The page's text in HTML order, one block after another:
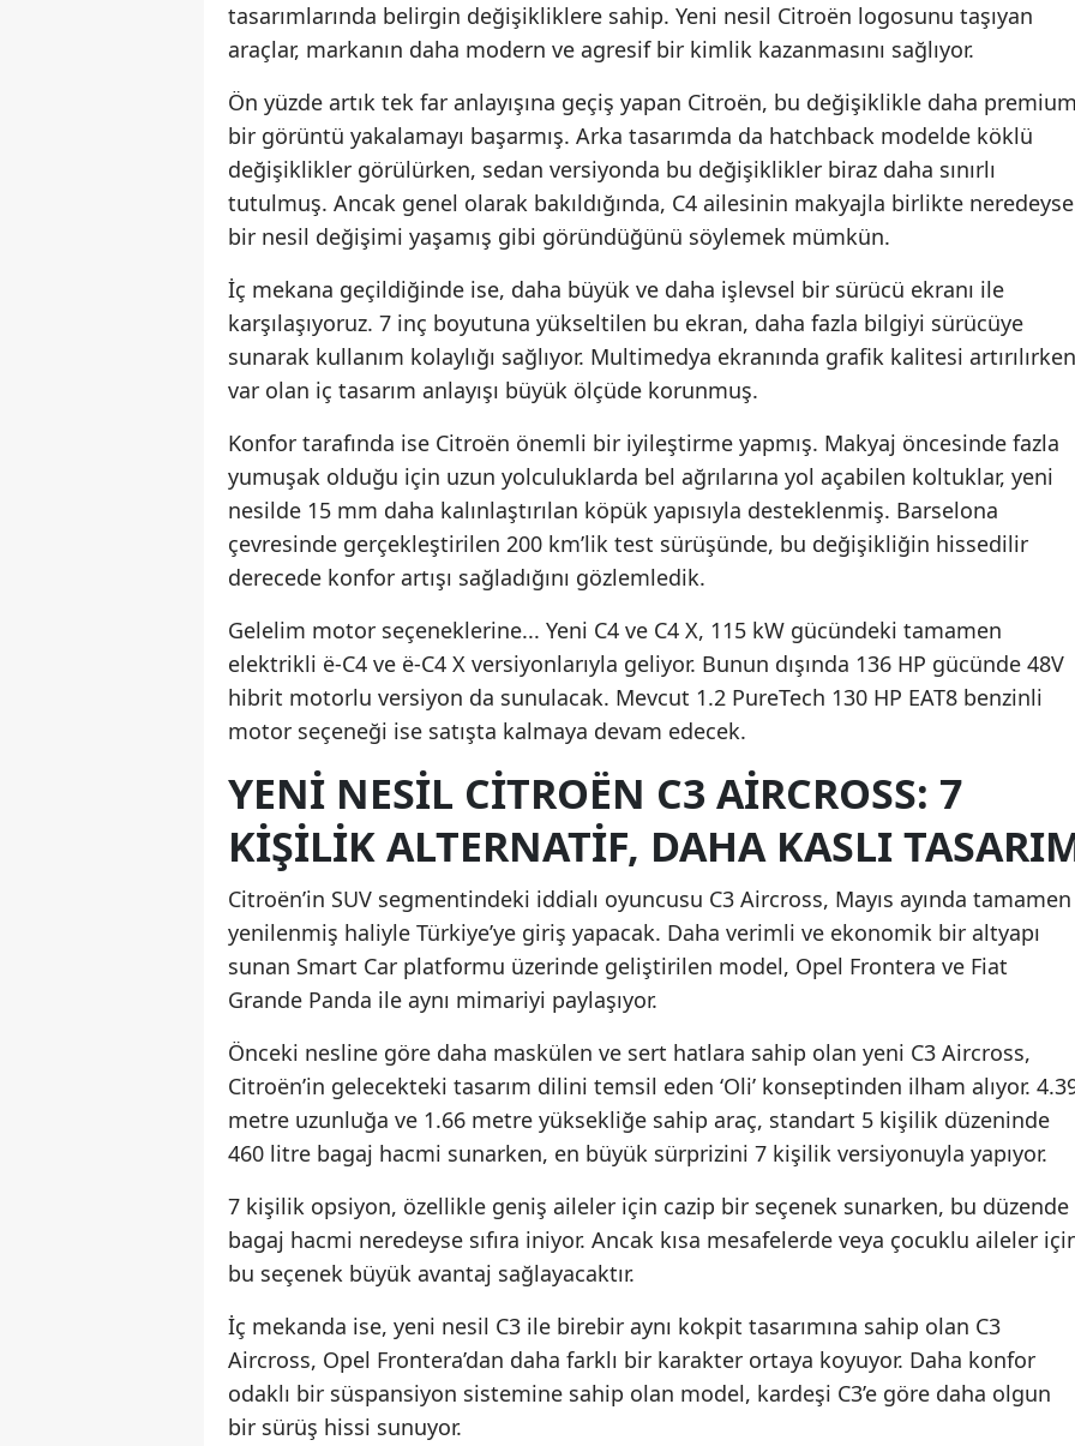
tasarımlarında belirgin değişikliklere sahip. Yeni nesil Citroën logosunu taşıyan
araçlar, markanın daha modern ve agresif bir kimlik kazanmasını sağlıyor.
Ön yüzde artık tek far anlayışına geçiş yapan Citroën, bu değişiklikle daha
bir görüntü yakalamayı başarmış. Arka tasarımda da hatchback modelde köklü
değişiklikler görülürken, sedan versiyonda bu değişiklikler biraz daha sınırlı
tutulmuş. Ancak genel olarak bakıldığında, C4 ailesinin makyajla birlikte neredeyse
bir nesil değişimi yaşamış gibi göründüğünü söylemek mümkün.
İç mekana geçildiğinde ise, daha büyük ve daha işlevsel bir sürücü ekranı ile
karşılaşıyoruz. 7 inç boyutuna yükseltilen bu ekran, daha fazla bilgiyi sürücüye
sunarak kullanım kolaylığı sağlıyor. Multimedya ekranında grafik kalitesi
var olan iç tasarım anlayışı büyük ölçüde korunmuş.
Konfor tarafında ise Citroën önemli bir iyileştirme yapmış. Makyaj öncesinde fazla
yumuşak olduğu için uzun yolculuklarda bel ağrılarına yol açabilen koltuklar, yeni
nesilde 15 mm daha kalınlaştırılan köpük yapısıyla desteklenmiş. Barselona
çevresinde gerçekleştirilen 200 km’lik test sürüşünde, bu değişikliğin hissedilir
derecede konfor artışı sağladığını gözlemledik.
Gelelim motor seçeneklerine... Yeni C4 ve C4 X, 115 kW gücündeki tamamen
elektrikli ë-C4 ve ë-C4 X versiyonlarıyla geliyor. Bunun dışında 136 HP gücünde 48V
hibrit motorlu versiyon da sunulacak. Mevcut 1.2 PureTech 130 HP EAT8 benzinli
motor seçeneği ise satışta kalmaya devam edecek.
YENI NESIL CITROËN C3 AIRCROSS: 7
KIŞILIK ALTERNATIF, DAHA KASLI
Citroën’in SUV segmentindeki iddialı oyuncusu C3 Aircross, Mayıs ayında tamamen
yenilenmiş haliyle Türkiye’ye giriş yapacak. Daha verimli ve ekonomik bir altyapı
sunan Smart Car platformu üzerinde geliştirilen model, Opel Frontera ve Fiat
Grande Panda ile aynı mimariyi paylaşıyor.
Önceki nesline göre daha maskülen ve sert hatlara sahip olan yeni C3 Aircross,
Citroën’in gelecekteki tasarım dilini temsil eden ‘Oli’ konseptinden ilham alıyor.
metre uzunluğa ve 1.66 metre yüksekliğe sahip araç, standart 5 kişilik düzeninde
460 litre bagaj hacmi sunarken, en büyük sürprizini 7 kişilik versiyonuyla yapıyor.
7 kişilik opsiyon, özellikle geniş aileler için cazip bir seçenek sunarken, bu düzende
bagaj hacmi neredeyse sıfıra iniyor. Ancak kısa mesafelerde veya çocuklu aileler
bu seçenek büyük avantaj sağlayacaktır.
İç mekanda ise, yeni nesil C3 ile birebir aynı kokpit tasarımına sahip olan C3
Aircross, Opel Frontera’dan daha farklı bir karakter ortaya koyuyor. Daha konfor
odaklı bir süspansiyon sistemine sahip olan model, kardeşi C3’e göre daha olgun
bir sürüş hissi sunuyor.